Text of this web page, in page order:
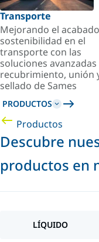
Transporte
Mejorando el
sostenibilidad en el
transporte con las
soluciones avanzadas
recubrimiento, unión
sellado de Sames
PRODUCTOS
Productos
Descubre
productos en
LÍQUIDO